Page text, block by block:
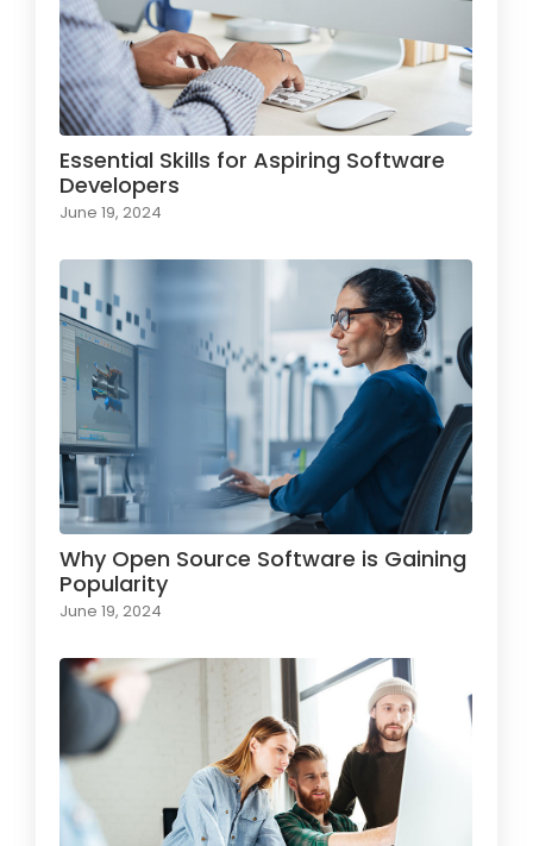
Essential Skills for Aspiring Software
Developers
June 19, 2024
Why Open Source Software is Gaining
Popularity
June 19, 2024